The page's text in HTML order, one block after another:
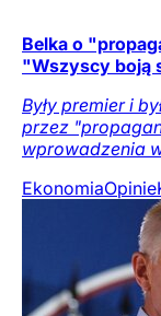
Belka o
"Wszyscy boją
Były premier i
przez
wprowadzenia
EkonomiaOpinie